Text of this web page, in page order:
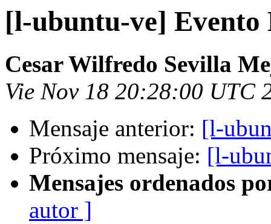
[l-ubuntu-ve] Evento
Cesar Wilfredo Sevilla
Vie Nov 18 20:28:00 UTC
Mensaje anterior: [l-
Próximo mensaje: [l-
Mensajes ordenados
autor ]